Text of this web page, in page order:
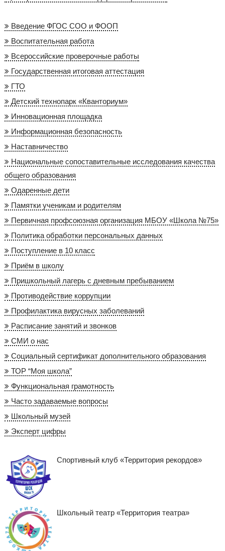
Введение ФГОС СОО и ФООП
Воспитательная работа
Всероссийские проверочные работы
Государственная итоговая аттестация
ГТО
Детский технопарк «Кванториум»
Инновационная площадка
Информационная безопасность
Наставничество
Национальные сопоставительные исследования качества
общего образования
Одаренные дети
Памятки ученикам и родителям
Первичная профсоюзная организация МБОУ «Школа №75»
Политика обработки персональных данных
Поступление в 10 класс
Приём в школу
Пришкольный лагерь с дневным пребыванием
Противодействие коррупции
Профилактика вирусных заболеваний
Расписание занятий и звонков
СМИ о нас
Социальный сертификат дополнительного образования
ТОР “Моя школа”
Функциональная грамотность
Часто задаваемые вопросы
Школьный музей
Эксперт цифры
Спортивный клуб «Территория рекордов»
Школьный театр «Территория театра»